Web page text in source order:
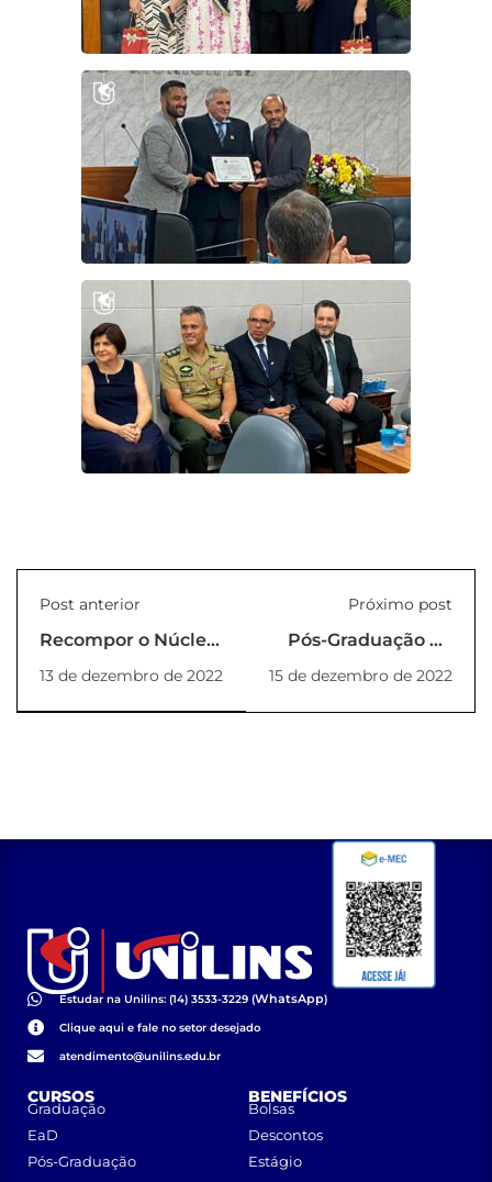
Post anterior
Recompor o Núcleo
Docente
Curso de Graduação
13 de dezembro de 2022
Próximo post
Pós-Graduação da
UNILINS inicia
SEESP-SP
15 de dezembro de 2022
Estudar na Unilins: (14) 3533-3229 (WhatsApp)
Clique aqui e fale no setor desejado
atendimento@unilins.edu.br
CURSOS
Graduação
EaD
Pós-Graduação
BENEFÍCIOS
Bolsas
Descontos
Estágio